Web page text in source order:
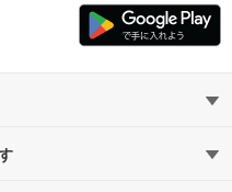
域から探す